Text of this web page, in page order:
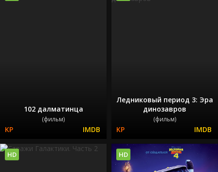
102 далматинца
(фильм)
Ледниковый период 3: Эра
динозавров
(фильм)
HD HD